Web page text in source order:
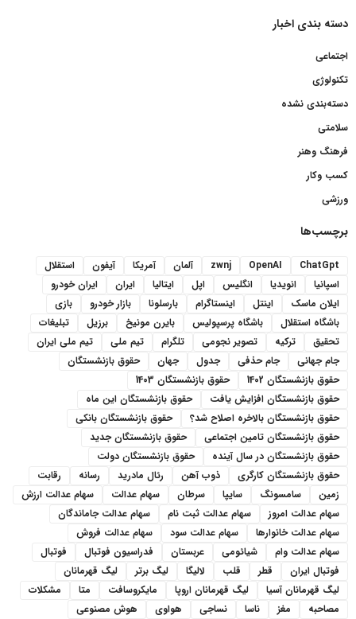
دسته بندی اخبار
اجتماعی
تکنولوژی
دسته‌بندی نشده
سلامتی
فرهنگ وهنر
کسب وکار
ورزشی
برچسب‌ها
ChatGpt
OpenAI
zwnj آلمان آمریکا آیفون
استقلال
اسپانیا
انویدیا انگلیس اپل ایتالیا ایران
ایران خودرو
ایلان ماسک
اینتل اینستاگرام بارسلونا بازار خودرو
بازی
باشگاه استقلال
باشگاه پرسپولیس بایرن مونیخ برزیل
تبلیغات
تحقیق
ترکیه تصویر نجومی تلگرام تیم ملی
تیم ملی ایران
جام جهانی
جام حذفی جدول جهان
حقوق بازنشستگان
حقوق بازنشستگان 1402
حقوق بازنشستگان 1403
حقوق بازنشستگان افزایش یافت
حقوق بازنشستگان این ماه
حقوق بازنشستگان بالاخره اصلاح شد؟
حقوق بازنشستگان بانکی
حقوق بازنشستگان تامین اجتماعی
حقوق بازنشستگان جدید
حقوق بازنشستگان در سال آینده
حقوق بازنشستگان دولت
حقوق بازنشستگان کارگری
ذوب آهن رئال مادرید رسانه
رقابت
زمین
سامسونگ سایپا سرطان سهام عدالت
سهام عدالت ارزش
سهام عدالت امروز
سهام عدالت ثبت نام
سهام عدالت جاماندگان
سهام عدالت خانوارها
سهام عدالت سود
سهام عدالت فروش
سهام عدالت وام
شیائومی عربستان فدراسیون فوتبال
فوتبال
فوتبال ایران
قطر قلب لالیگا لیگ برتر
لیگ قهرمانان
لیگ قهرمانان آسیا
لیگ قهرمانان اروپا مایکروسافت متا
مشکلات
مصاحبه
مغز ناسا نساجی هواوی
هوش مصنوعی